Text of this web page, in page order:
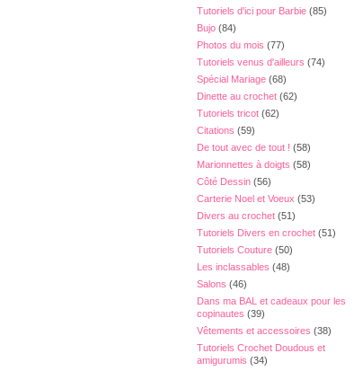
Tutoriels d'ici pour Barbie (85)
Bujo (84)
Photos du mois (77)
Tutoriels venus d'ailleurs (74)
Spécial Mariage (68)
Dinette au crochet (62)
Tutoriels tricot (62)
Citations (59)
De tout avec de tout ! (58)
Marionnettes à doigts (58)
Côté Dessin (56)
Carterie Noel et Voeux (53)
Divers au crochet (51)
Tutoriels Divers en crochet (51)
Tutoriels Couture (50)
Les inclassables (48)
Salons (46)
Dans ma BAL et cadeaux pour les
copinautes (39)
Vêtements et accessoires (38)
Tutoriels Crochet Doudous et
amigurumis (34)